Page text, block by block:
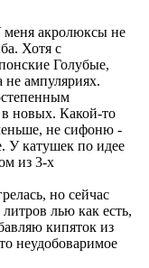
меня акролюксы не
Хотя с
Голубые,
ампуляриях.
новых. Какой-то
не сифоню -
У катушек по идее
из 3-х
но сейчас
лью как есть,
кипяток из
неудобоваримое